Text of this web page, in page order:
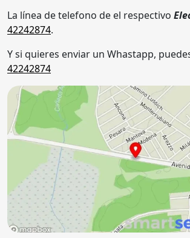
La línea de telefono de el respectivo
42242874.
Y si quieres enviar un Whastapp,
42242874